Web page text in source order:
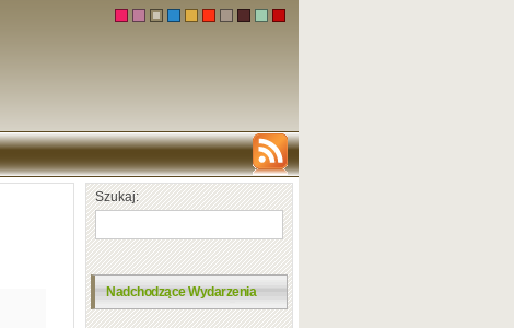
Szukaj:
Nadchodzące Wydarzenia